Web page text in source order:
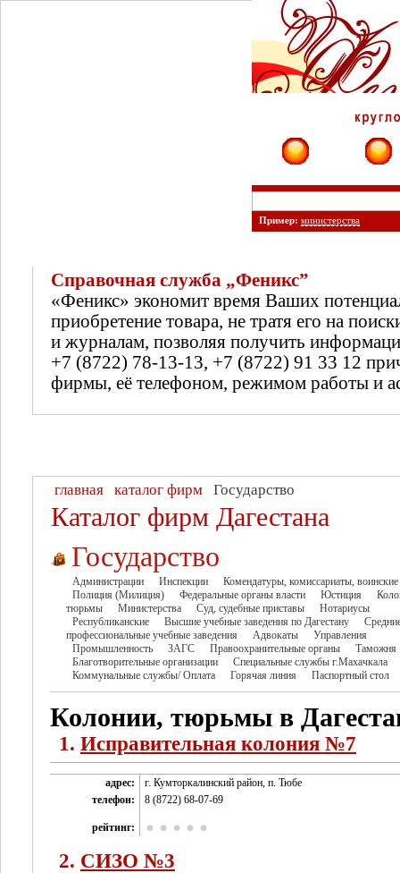
Пример: министерства
Справочная служба „Феникс”
«Феникс» экономит время Ваших
приобретение товара, не тратя его на
и журналам, позволяя получить
+7 (8722) 78-13-13, +7 (8722) 91 33 12
фирмы, её телефоном, режимом работы и
главная каталог фирм Государство
Каталог фирм Дагестана
Государство
Администрации Инспекции
Комендатуры, комиссариаты, воинские
Полиция (Милиция)
Федеральные органы власти Юстиция
тюрьмы
Министерства Суд, судебные приставы
Нотариусы
Республиканские
Высшие учебные заведения по Дагестану
профессиональные учебные заведения
Адвокаты
Управления
Промышленность
ЗАГС Правоохранительные органы
Таможня
Благотворительные организации
Специальные службы г.Махачкала
Коммунальные службы/ Оплата
Горячая линия Паспортный стол
Колонии, тюрьмы в
1. Исправительная колония №7
адрес:
г. Кумторкалинский район, п. Тюбе
телефон:
8 (8722) 68-07-69
рейтинг:
2. СИЗО №3